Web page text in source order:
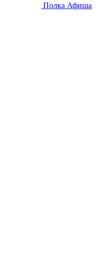
Полка Афиша